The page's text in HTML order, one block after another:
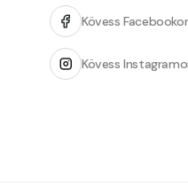
Kövess
Kövess